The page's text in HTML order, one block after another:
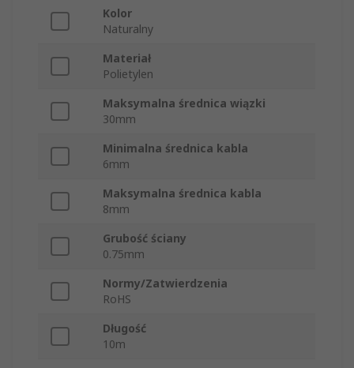
Kolor
Naturalny
Materiał
Polietylen
Maksymalna średnica wiązki
30mm
Minimalna średnica kabla
6mm
Maksymalna średnica kabla
8mm
Grubość ściany
0.75mm
Normy/Zatwierdzenia
RoHS
Długość
10m